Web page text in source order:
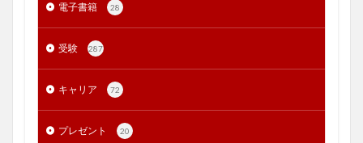
電子書籍 28
受験 287
キャリア 72
プレゼント 20